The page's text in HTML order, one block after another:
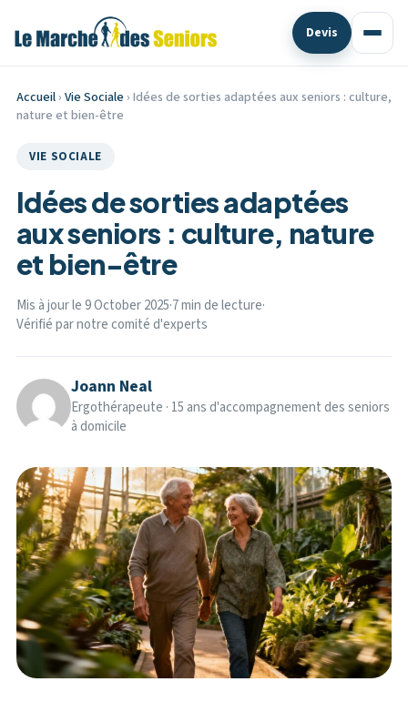
Devis
Accueil› Vie Sociale › Idées de sorties adaptées aux seniors : culture,
nature et bien-être
VIE SOCIALE
Idées de sorties adaptées
aux seniors : culture, nature
et bien-être
Mis à jour le 9 October 2025·7 min de lecture·
Vérifié par notre comité d'experts
Joann Neal
Ergothérapeute · 15 ans d'accompagnement des seniors
à domicile